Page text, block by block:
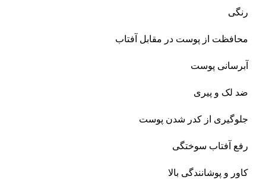
رنگی
محافظت از پوست در مقابل آفتاب
آبرسانی پوست
ضد لک و پیری
جلوگیری از کدر شدن پوست
رفع آفتاب سوختگی
کاور و پوشانندگی بالا